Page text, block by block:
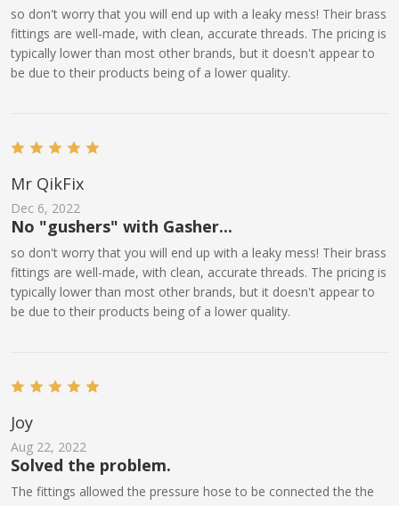
so don't worry that you will end up with a leaky mess! Their brass
fittings are well-made, with clean, accurate threads. The pricing is
typically lower than most other brands, but it doesn't appear to
be due to their products being of a lower quality.
Mr QikFix
Dec 6, 2022
No "gushers" with Gasher...
so don't worry that you will end up with a leaky mess! Their brass
fittings are well-made, with clean, accurate threads. The pricing is
typically lower than most other brands, but it doesn't appear to
be due to their products being of a lower quality.
Joy
Aug 22, 2022
Solved the problem.
The fittings allowed the pressure hose to be connected the the